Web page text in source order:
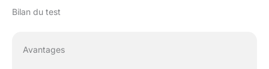
Bilan du test
Avantages